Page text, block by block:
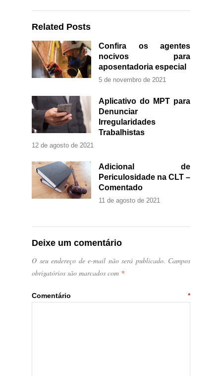
Related Posts
Confira os agentes
nocivos para
aposentadoria especial
5 de novembro de 2021
Aplicativo do MPT para
Denunciar
Irregularidades
Trabalhistas
12 de agosto de 2021
Adicional de
Periculosidade na CLT –
Comentado
11 de agosto de 2021
Deixe um comentário
O seu endereço de e-mail não será publicado. Campos
obrigatórios são marcados com *
Comentário *